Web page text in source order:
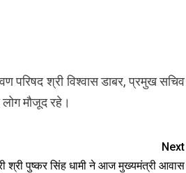
परिषद श्री विश्वास डाबर, प्रमुख सचिव
मौजूद रहे।
Next
श्री पुष्कर सिंह धामी ने आज मुख्यमंत्री आवास